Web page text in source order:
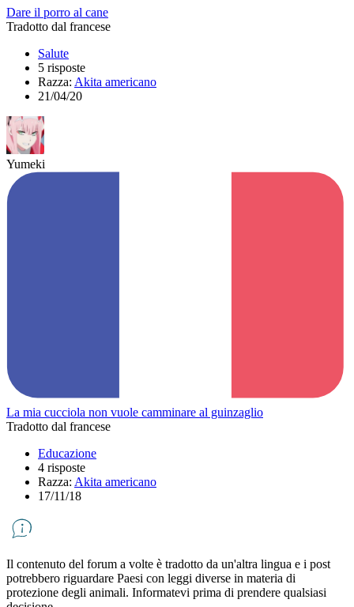
Dare il porro al cane
Tradotto dal francese
Salute
5 risposte
Razza: Akita americano
21/04/20
Yumeki
La mia cucciola non vuole camminare al guinzaglio
Tradotto dal francese
Educazione
4 risposte
Razza: Akita americano
17/11/18
Il contenuto del forum a volte è tradotto da un'altra lingua e i post
potrebbero riguardare Paesi con leggi diverse in materia di
protezione degli animali. Informatevi prima di prendere qualsiasi